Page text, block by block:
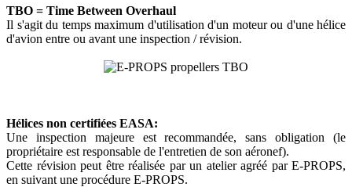
TBO = Time Between Overhaul
Il s'agit du temps maximum d'utilisation d'un moteur ou d'une hélice
d'avion entre ou avant une inspection / révision.
Hélices non certifiées EASA:
Une inspection majeure est recommandée, sans obligation (le
propriétaire est responsable de l'entretien de son aéronef).
Cette révision peut être réalisée par un atelier agréé par E-PROPS,
en suivant une procédure E-PROPS.